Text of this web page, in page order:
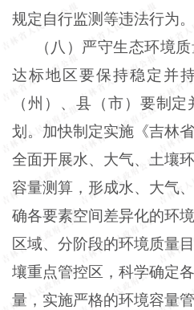
规定自行监测等违法行为。
（八）严守生态环境
达标地区要保持稳定并
（州）、县（市）要制
划。加快制定实施《吉林
全面开展水、大气、土壤
容量测算，形成水、大气
确各要素空间差异化的环
区域、分阶段的环境质量
壤重点管控区，科学确定
量，实施严格的环境容量管